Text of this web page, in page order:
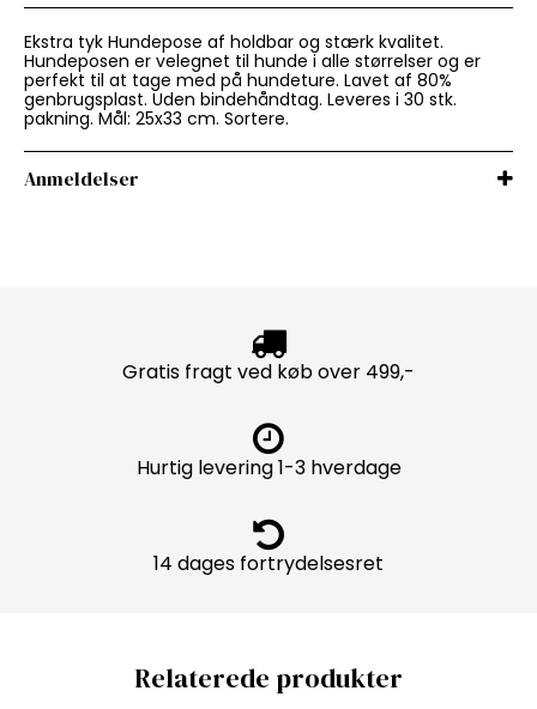
Ekstra tyk Hundepose af holdbar og stærk kvalitet.
Hundeposen er velegnet til hunde i alle størrelser og er
perfekt til at tage med på hundeture. Lavet af 80%
genbrugsplast. Uden bindehåndtag. Leveres i 30 stk.
pakning. Mål: 25x33 cm. Sortere.
Anmeldelser
Gratis fragt ved køb over 499,-
Hurtig levering 1-3 hverdage
14 dages fortrydelsesret
Relaterede produkter